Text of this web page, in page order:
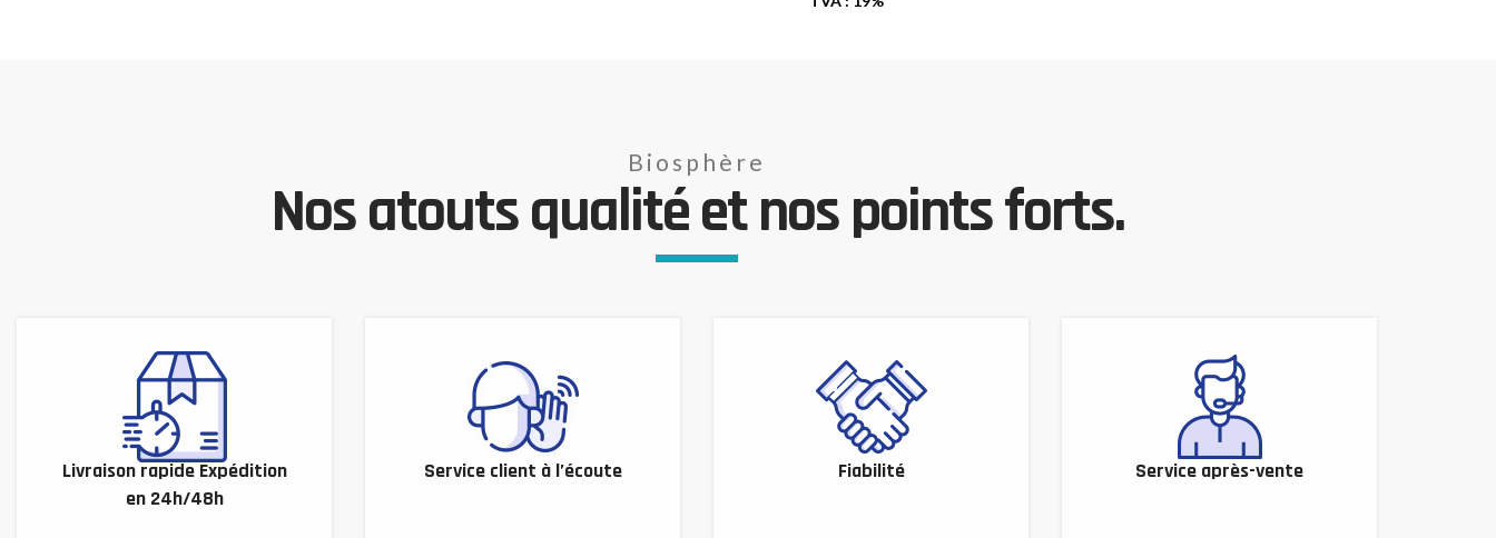
Biosphère
Nos atouts qualité et nos points forts.
Livraison rapide Expédition
en 24h/48h
Service client à l’écoute Fiabilité Service après-vente